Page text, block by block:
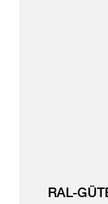
RAL-